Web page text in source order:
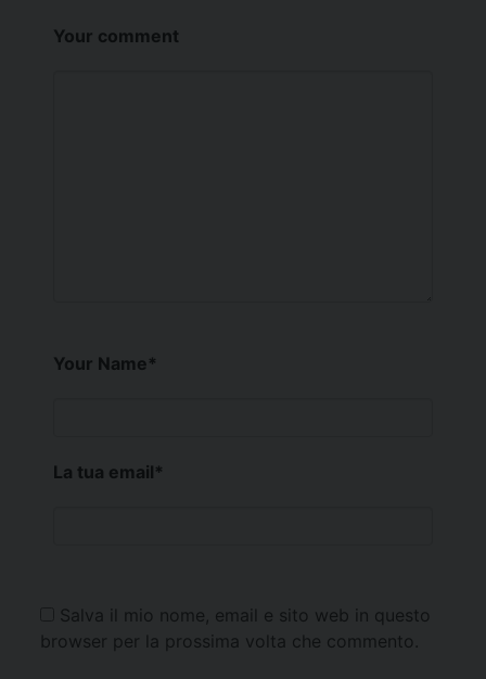
Your comment
Your Name*
La tua email*
Salva il mio nome, email e sito web in questo
browser per la prossima volta che commento.